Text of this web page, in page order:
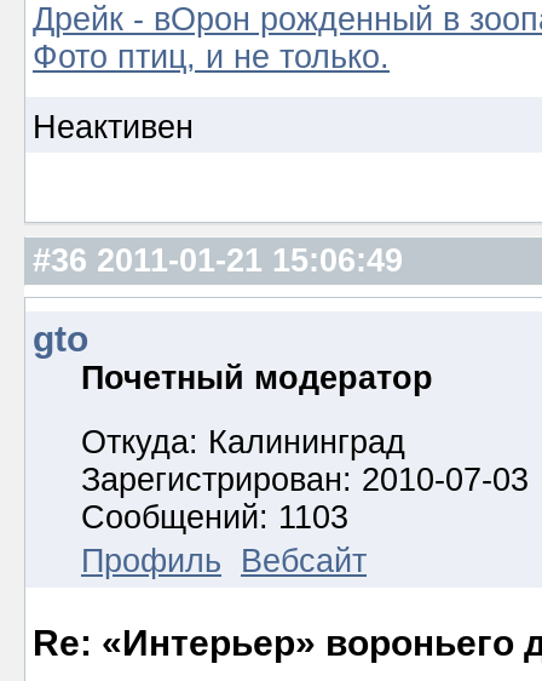
Дрейк - вОрон рожденный в
Фото птиц, и не только.
Неактивен
#36 2011-01-21 15:06:49
gto
Почетный модератор
Откуда: Калининград
Зарегистрирован: 2010-07-03
Сообщений: 1103
Профиль
Вебсайт
Re: «Интерьер» вороньего